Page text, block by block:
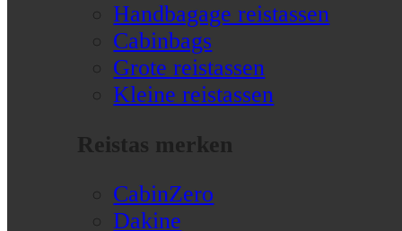
Handbagage reistassen
Cabinbags
Grote reistassen
Kleine reistassen
Reistas merken
CabinZero
Dakine